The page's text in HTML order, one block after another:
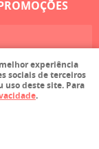
experiência
sociais de terceiros
uso deste site. Para
.